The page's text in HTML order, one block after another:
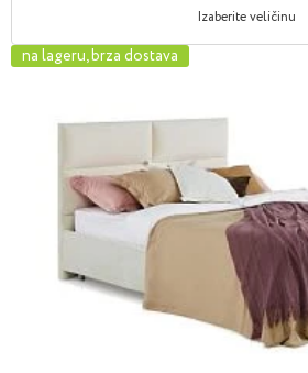
Izaberite veličinu
na lageru, brza dostava